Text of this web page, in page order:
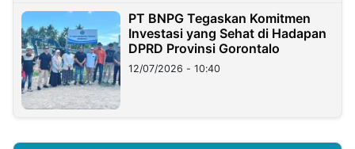
PT BNPG Tegaskan Komitmen
Investasi yang Sehat di Hadapan
DPRD Provinsi Gorontalo
12/07/2026 - 10:40